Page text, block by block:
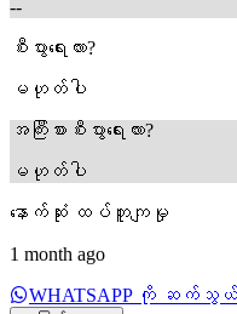
--
စီးပွားရေးလား?
မဟုတ်ပါ
အကြီးစားစီးပွားရေးလား?
မဟုတ်ပါ
နောက်ဆုံး ထပ်တူကျမှု
1 month ago
WHATSAPP ကို ဆက်သွယ်